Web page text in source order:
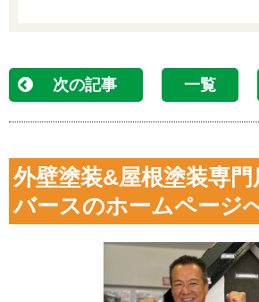
次の記事 一覧
外壁塗装&屋根塗装専門
バースのホームページ